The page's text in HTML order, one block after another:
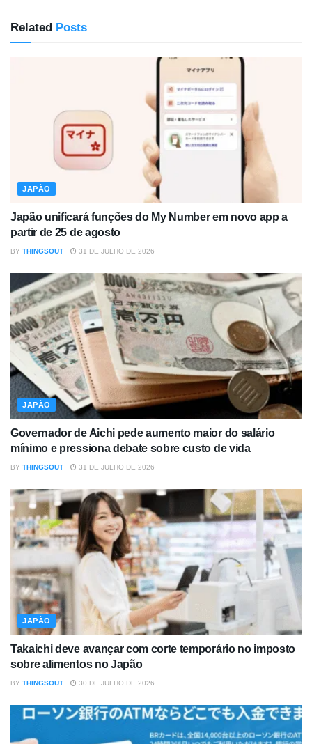
Related Posts
JAPÃO
Japão unificará funções do My Number em novo app a
partir de 25 de agosto
BY THINGSOUT 31 DE JULHO DE 2026
JAPÃO
Governador de Aichi pede aumento maior do salário
mínimo e pressiona debate sobre custo de vida
BY THINGSOUT 31 DE JULHO DE 2026
JAPÃO
Takaichi deve avançar com corte temporário no imposto
sobre alimentos no Japão
BY THINGSOUT 30 DE JULHO DE 2026